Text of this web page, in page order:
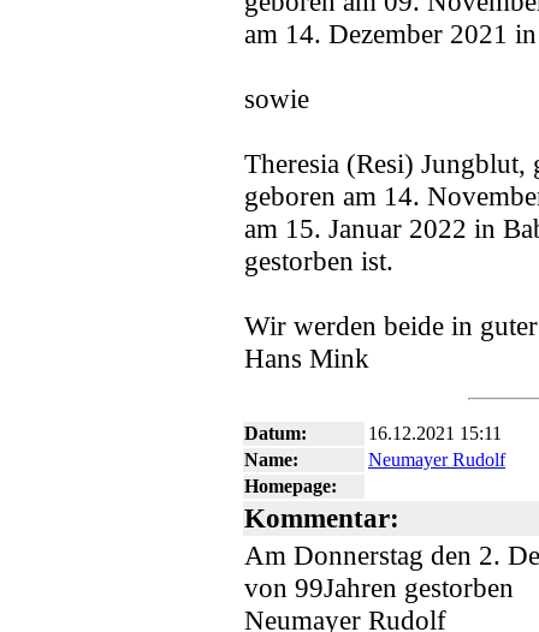
am 14. Dezember 2021
sowie
Theresia (Resi) Jungblut,
geboren am 14.
am 15. Januar 2022 in
gestorben ist.
Wir werden beide in
Hans Mink
Datum:
16.12.2021 15:11
Name:
Neumayer Rudolf
Homepage:
Kommentar:
Am Donnerstag den 2.
von 99Jahren gestorben
Neumayer Rudolf